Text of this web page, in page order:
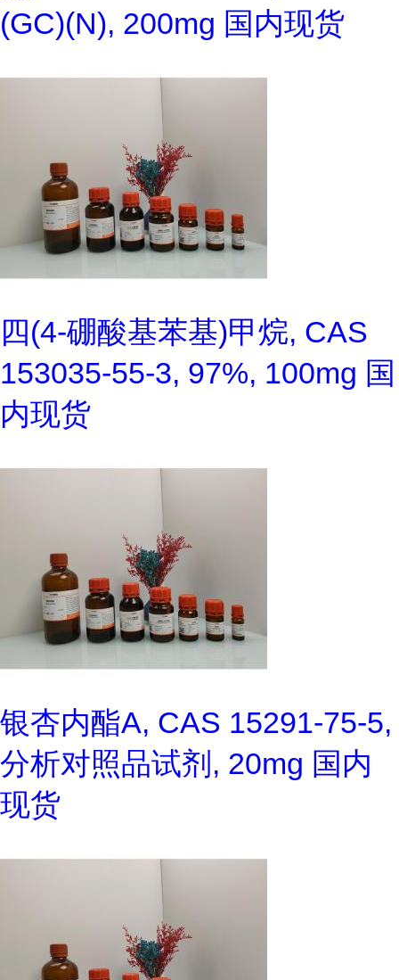
(GC)(N), 200mg 国内现货
四(4-硼酸基苯基)甲烷, CAS
153035-55-3, 97%, 100mg 国
内现货
银杏内酯A, CAS 15291-75-5,
分析对照品试剂, 20mg 国内
现货